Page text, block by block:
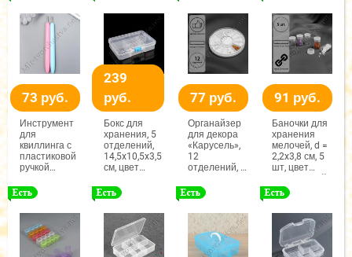
73 руб.
Инструмент
для
квиллинга с
пластиковой
ручкой
длина 10.5см
МИКС
239
руб.
Бокс для
хранения, 5
отделений,
14,5x10,5x3,5
см, цвет
77 руб.
Органайзер
для декора
«Карусель»,
12
отделений, d
91 руб.
Баночки для
хранения
мелочей, d =
2,2x3,8 см, 5
шт, цвет